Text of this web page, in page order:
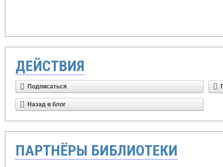
ДЕЙСТВИЯ
Подписаться
Назад в блог
ПАРТНЁРЫ БИБЛИОТЕКИ